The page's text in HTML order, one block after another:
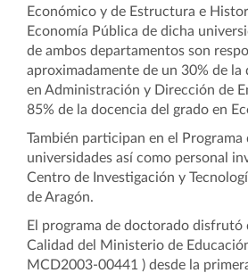
Económico y de Estructura e
Economía Pública de dicha
de ambos departamentos son
aproximadamente de un 30% de la
en Administración y Dirección de
85% de la docencia del grado en
También participan en el
universidades así como personal
Centro de Investigación y
de Aragón.
El programa de doctorado disfrutó
Calidad del Ministerio de
MCD2003-00441 ) desde la